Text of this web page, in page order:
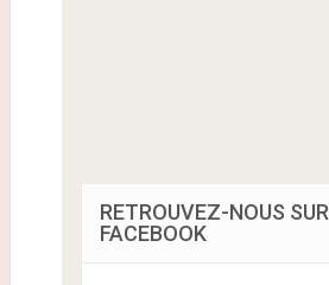
RETROUVEZ-NOUS SUR
FACEBOOK